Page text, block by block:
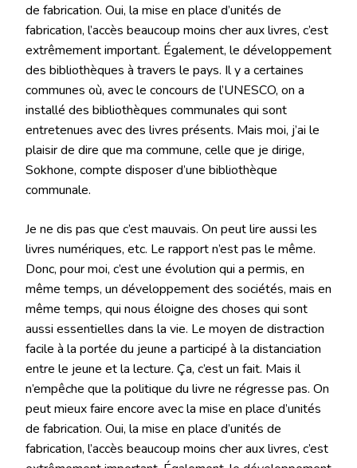
de fabrication. Oui, la mise en place d’unités de
fabrication, l’accès beaucoup moins cher aux livres, c’est
extrêmement important. Également, le développement
des bibliothèques à travers le pays. Il y a certaines
communes où, avec le concours de l’UNESCO, on a
installé des bibliothèques communales qui sont
entretenues avec des livres présents. Mais moi, j’ai le
plaisir de dire que ma commune, celle que je dirige,
Sokhone, compte disposer d’une bibliothèque
communale.
Je ne dis pas que c’est mauvais. On peut lire aussi les
livres numériques, etc. Le rapport n’est pas le même.
Donc, pour moi, c’est une évolution qui a permis, en
même temps, un développement des sociétés, mais en
même temps, qui nous éloigne des choses qui sont
aussi essentielles dans la vie. Le moyen de distraction
facile à la portée du jeune a participé à la distanciation
entre le jeune et la lecture. Ça, c’est un fait. Mais il
n’empêche que la politique du livre ne régresse pas. On
peut mieux faire encore avec la mise en place d’unités
de fabrication. Oui, la mise en place d’unités de
fabrication, l’accès beaucoup moins cher aux livres, c’est